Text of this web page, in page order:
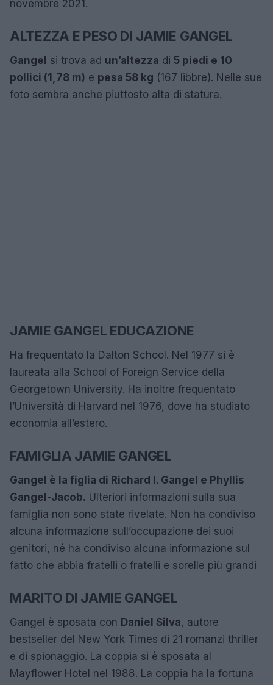
novembre 2021.
ALTEZZA E PESO DI JAMIE GANGEL
Gangel si trova ad un’altezza di 5 piedi e 10
pollici (1,78 m) e pesa 58 kg (167 libbre). Nelle sue
foto sembra anche piuttosto alta di statura.
JAMIE GANGEL EDUCAZIONE
Ha frequentato la Dalton School. Nel 1977 si è
laureata alla School of Foreign Service della
Georgetown University. Ha inoltre frequentato
l’Università di Harvard nel 1976, dove ha studiato
economia all’estero.
FAMIGLIA JAMIE GANGEL
Gangel è la figlia di Richard I. Gangel e Phyllis
Gangel-Jacob. Ulteriori informazioni sulla sua
famiglia non sono state rivelate. Non ha condiviso
alcuna informazione sull’occupazione dei suoi
genitori, né ha condiviso alcuna informazione sul
fatto che abbia fratelli o fratelli e sorelle più grandi
MARITO DI JAMIE GANGEL
Gangel è sposata con Daniel Silva, autore
bestseller del New York Times di 21 romanzi thriller
e di spionaggio. La coppia si è sposata al
Mayflower Hotel nel 1988. La coppia ha la fortuna